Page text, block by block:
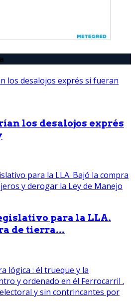
los desalojos exprés
para la LLA.
de tierra...